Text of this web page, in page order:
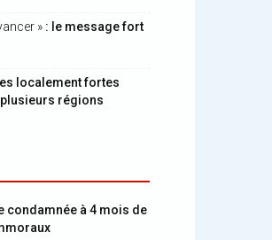
» : le message fort
localement fortes
régions
condamnée à 4 mois de